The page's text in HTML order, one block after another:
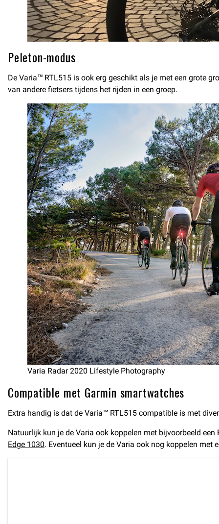
Peleton-modus
De Varia™ RTL515 is ook erg geschikt als je met een grote
van andere fietsers tijdens het rijden in een groep.
Varia Radar 2020 Lifestyle Photography
Compatible met Garmin smartwatches
Extra handig is dat de Varia™ RTL515 compatible is met
Natuurlijk kun je de Varia ook koppelen met bijvoorbeeld een
Edge 1030. Eventueel kun je de Varia ook nog koppelen met